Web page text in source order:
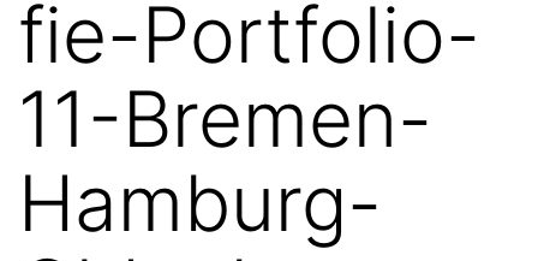
fie-Portfolio-
11-Bremen-
Hamburg-